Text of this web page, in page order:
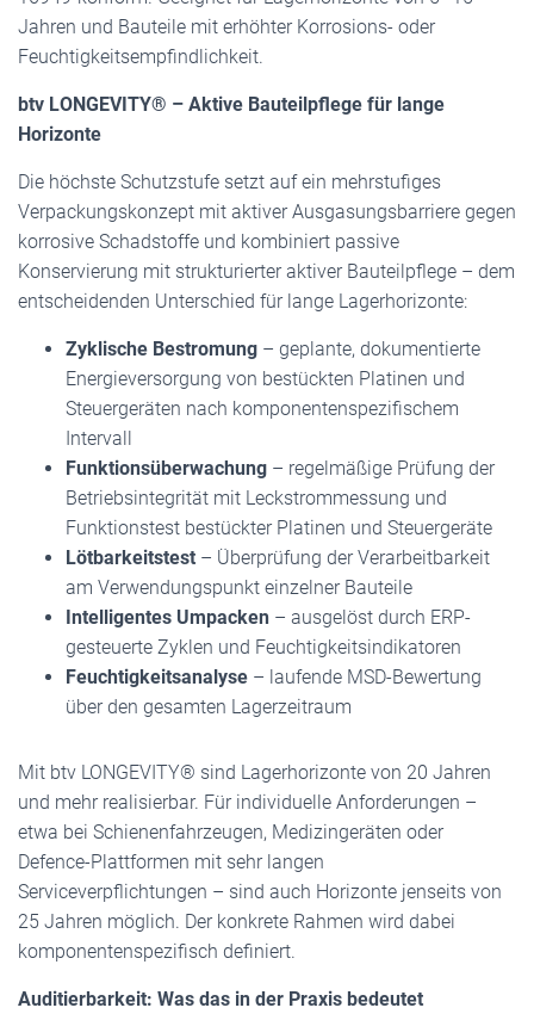
Jahren und Bauteile mit erhöhter Korrosions- oder
Feuchtigkeitsempfindlichkeit.
btv LONGEVITY® – Aktive Bauteilpflege für lange
Horizonte
Die höchste Schutzstufe setzt auf ein mehrstufiges
Verpackungskonzept mit aktiver Ausgasungsbarriere gegen
korrosive Schadstoffe und kombiniert passive
Konservierung mit strukturierter aktiver Bauteilpflege – dem
entscheidenden Unterschied für lange Lagerhorizonte:
Zyklische Bestromung – geplante, dokumentierte
Energieversorgung von bestückten Platinen und
Steuergeräten nach komponentenspezifischem
Intervall
Funktionsüberwachung – regelmäßige Prüfung der
Betriebsintegrität mit Leckstrommessung und
Funktionstest bestückter Platinen und Steuergeräte
Lötbarkeitstest – Überprüfung der Verarbeitbarkeit
am Verwendungspunkt einzelner Bauteile
Intelligentes Umpacken – ausgelöst durch ERP-
gesteuerte Zyklen und Feuchtigkeitsindikatoren
Feuchtigkeitsanalyse – laufende MSD-Bewertung
über den gesamten Lagerzeitraum
Mit btv LONGEVITY® sind Lagerhorizonte von 20 Jahren
und mehr realisierbar. Für individuelle Anforderungen –
etwa bei Schienenfahrzeugen, Medizingeräten oder
Defence-Plattformen mit sehr langen
Serviceverpflichtungen – sind auch Horizonte jenseits von
25 Jahren möglich. Der konkrete Rahmen wird dabei
komponentenspezifisch definiert.
Auditierbarkeit: Was das in der Praxis bedeutet